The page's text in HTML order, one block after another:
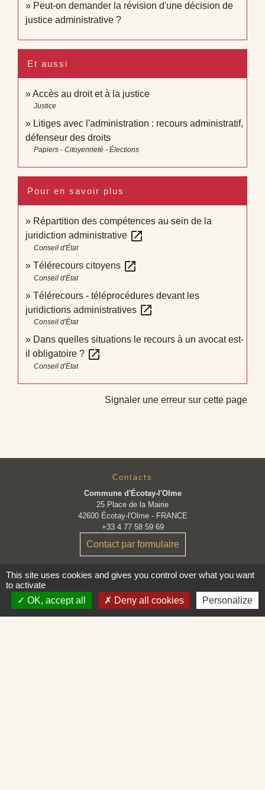
Peut-on demander la révision d'une décision de
justice administrative ?
Et aussi
Accès au droit et à la justice
Justice
Litiges avec l'administration : recours administratif,
défenseur des droits
Papiers - Citoyenneté - Élections
Pour en savoir plus
Répartition des compétences au sein de la
juridiction administrative open_in_new
Conseil d'État
Télérecours citoyens open_in_new
Conseil d'État
Télérecours - téléprocédures devant les
juridictions administratives open_in_new
Conseil d'État
Dans quelles situations le recours à un avocat est-
il obligatoire ? open_in_new
Conseil d'État
Signaler une erreur sur cette page
Contacts
Commune d'Écotay-l'Olme
25 Place de la Mairie
42600 Écotay-l'Olme - FRANCE
+33 4 77 58 59 69
Contact par formulaire
Horaires
Mardi : 9H30 - 12H30
Mercredi : Fermé
This site uses cookies and gives you control over what you want
to activate
OK, accept all
Deny all cookies Personalize